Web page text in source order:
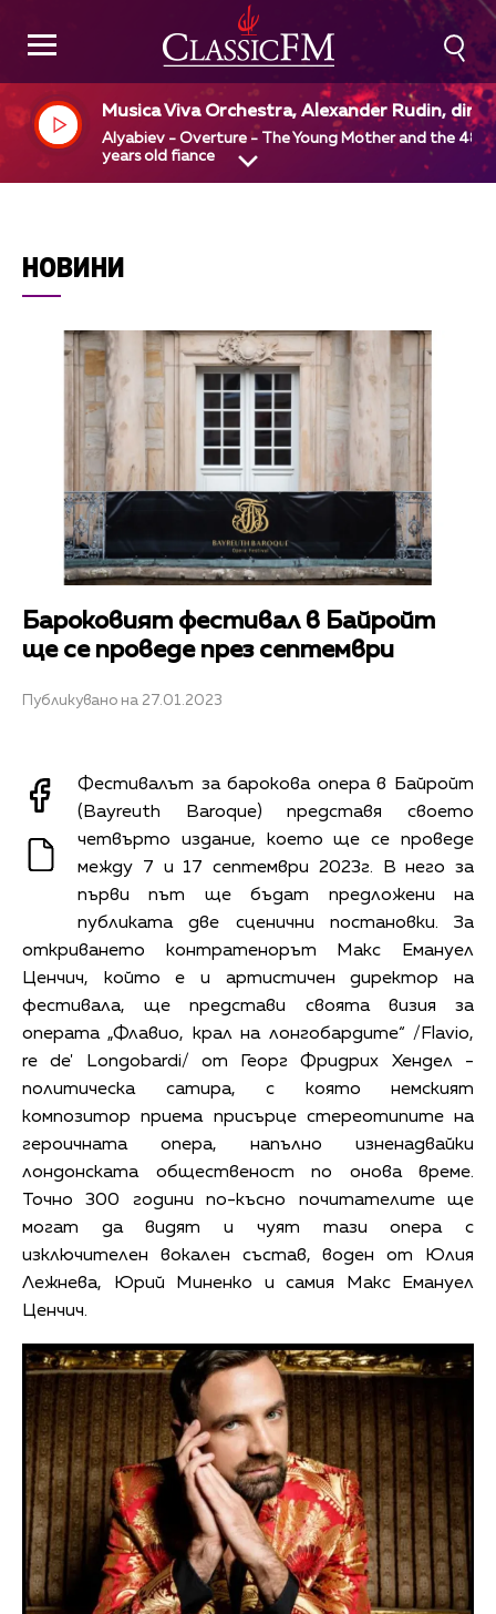
Musica Viva Orchestra, Alexander Rudin, dir
Alyabiev - Overture - The Young Mother and the 48
years old fiance
НОВИНИ
Бароковият фестивал в Байройт
ще се проведе през септември
Публикувано на 27.01.2023
Фестивалът за барокова опера в Байройт
(Bayreuth Baroque) представя своето
четвърто издание, което ще се проведе
между 7 и 17 септември 2023г. В него за
първи път ще бъдат предложени на
публиката две сценични постановки. За
откриването контратенорът Макс Емануел
Ценчич, който е и артистичен директор на
фестивала, ще представи своята визия за
операта „Флавио, крал на лонгобардите“ /Flavio,
re de' Longobardi/ от Георг Фридрих Хендел -
политическа сатира, с която немският
композитор приема присърце стереотипите на
героичната опера, напълно изненадвайки
лондонската общественост по онова време.
Точно 300 години по-късно почитателите ще
могат да видят и чуят тази опера с
изключителен вокален състав, воден от Юлия
Лежнева, Юрий Миненко и самия Макс Емануел
Ценчич.